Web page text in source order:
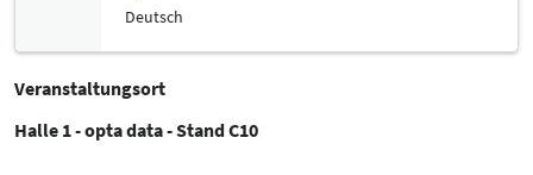
Deutsch
Veranstaltungsort
Halle 1 - opta data - Stand C10